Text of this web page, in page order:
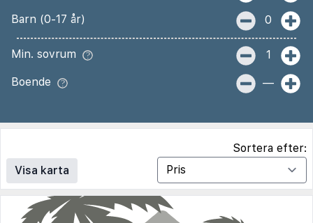
Barn (0-17 år) 0
Min. sovrum 1
Boende —
Visa karta
Sortera efter: